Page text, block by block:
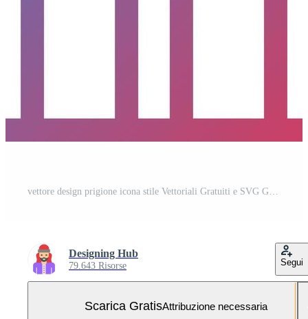
vettore design prigione icona stile Vettoriali Gratuiti e SVG Gratuiti
Designing Hub
79.643 Risorse Segui
Scarica GratisAttribuzione necessaria